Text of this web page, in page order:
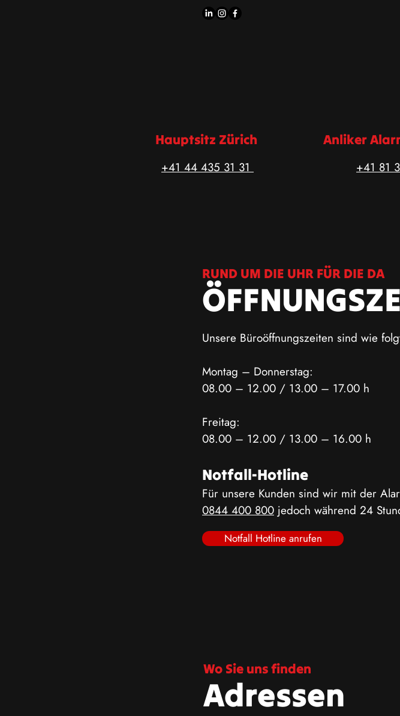
Hauptsitz Zürich
+41 44 435 31 31
Anliker
+41 81
RUND UM DIE UHR FÜR DIE DA
Unsere Büroöffnungszeiten sind wie
Montag – Donnerstag:
08.00 – 12.00 / 13.00 – 17.00 h
Freitag:
08.00 – 12.00 / 13.00 – 16.00 h
Notfall-Hotline
Für unsere Kunden sind wir mit der
0844 400 800 jedoch während 24
Notfall Hotline anrufen
Wo Sie uns finden
Adressen